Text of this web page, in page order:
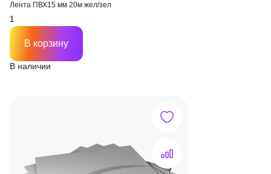
Лента ПВХ15 мм 20м жел/зел
В наличии
В корзину